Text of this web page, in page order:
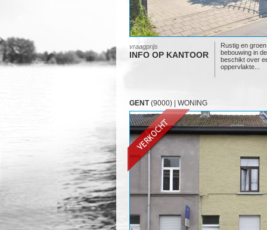
vraagprijs
INFO OP KANTOOR
Rustig en
bebouwing in
beschikt over
oppervlakte...
GENT(9000) | WONING